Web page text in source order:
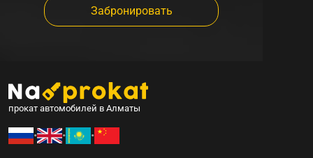
Забронировать
прокат автомобилей в Алматы
• • •